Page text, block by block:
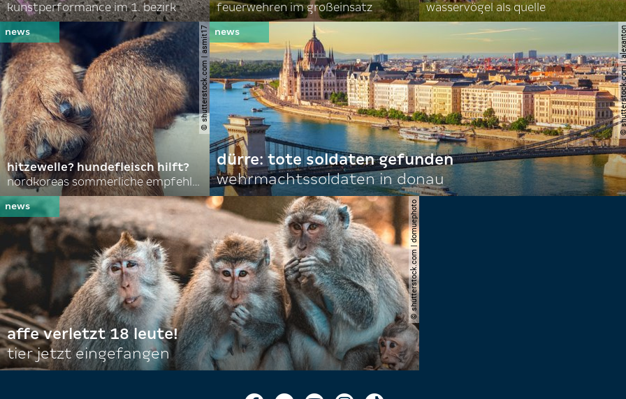
kunstperformance im 1. bezirk
feuerwehren im großeinsatz
wasservögel als quelle
© shutterstock.com | asmit17
hitzewelle? hundefleisch hilft?
nordkoreas sommerliche empfehlungen
©
dürre: tote soldaten gefunden
wehrmachtssoldaten in donau
© shutterstock.com | domuephoto
affe verletzt 18 leute!
tier jetzt eingefangen